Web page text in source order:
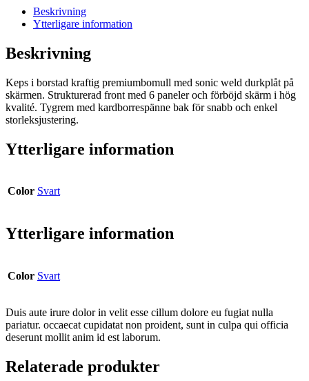
Beskrivning
Ytterligare information
Beskrivning
Keps i borstad kraftig premiumbomull med sonic weld durkplåt på
skärmen. Strukturerad front med 6 paneler och förböjd skärm i hög
kvalité. Tygrem med kardborrespänne bak för snabb och enkel
storleksjustering.
Ytterligare information
Color Svart
Ytterligare information
Color Svart
Duis aute irure dolor in velit esse cillum dolore eu fugiat nulla
pariatur. occaecat cupidatat non proident, sunt in culpa qui officia
deserunt mollit anim id est laborum.
Relaterade produkter